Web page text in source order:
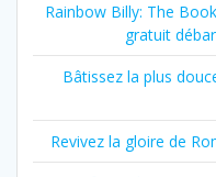
Rainbow Billy: The
gratuit
Bâtissez la plus
Revivez la gloire de